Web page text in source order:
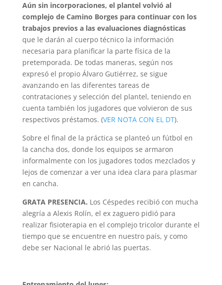
Aún sin incorporaciones, el plantel volvió al
complejo de Camino Borges para continuar con los
trabajos previos a las evaluaciones diagnósticas
que le darán al cuerpo técnico la información
necesaria para planificar la parte física de la
pretemporada. De todas maneras, según nos
expresó el propio Álvaro Gutiérrez, se sigue
avanzando en las diferentes tareas de
contrataciones y selección del plantel, teniendo en
cuenta también los jugadores que volvieron de sus
respectivos préstamos. (VER NOTA CON EL DT).
Sobre el final de la práctica se planteó un fútbol en
la cancha dos, donde los equipos se armaron
informalmente con los jugadores todos mezclados y
lejos de comenzar a ver una idea clara para plasmar
en cancha.
GRATA PRESENCIA. Los Céspedes recibió con mucha
alegría a Alexis Rolín, el ex zaguero pidió para
realizar fisioterapia en el complejo tricolor durante el
tiempo que se encuentre en nuestro país, y como
debe ser Nacional le abrió las puertas.